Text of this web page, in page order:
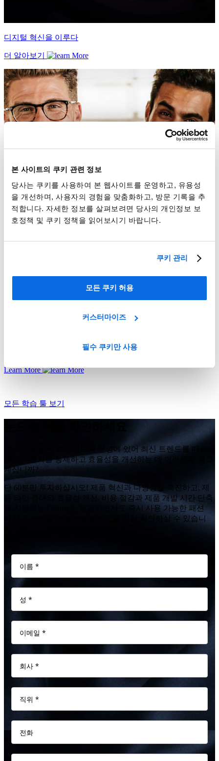
본 사이트의 쿠키 관련 정보
당사는 쿠키를 사용하여 본 웹사이트를 운영하고, 유용성
을 개선하며, 사용자의 경험을 맞춤화하고, 방문 기록을 추
적합니다. 자세한 정보를 살펴보려면 당사의 개인정보 보
호정책 및 쿠키 정책을 읽어보시기 바랍니다.
쿠키 관리
모든 쿠키 허용
커스터마이즈
필수 쿠키만 사용
디지털 혁신을 이루다
더 알아보기
완벽한 PLM 파트너를 선택하는 방법
Learn More
모든 학습 툴 보기
패션 또는 리테일 브랜드의 운영에 있어 최신 트렌드를 따르는
동시에 원가를 통제하고 효율성을 개선하는 데 어려움을 겪고
계십니까?
단 60분만 투자하십시오! 제품 혁신과 다양성을 촉진하고, 제
품 라인 증대와 효율성 개선, 비용 절감과 제품 개발 시간 단축
을 지원하는 Centric의 정교하면서도 즉시 사용 가능한 패션
PLM과 리테일 PLM 소프트웨어를 직접 확인하실 수 있습니